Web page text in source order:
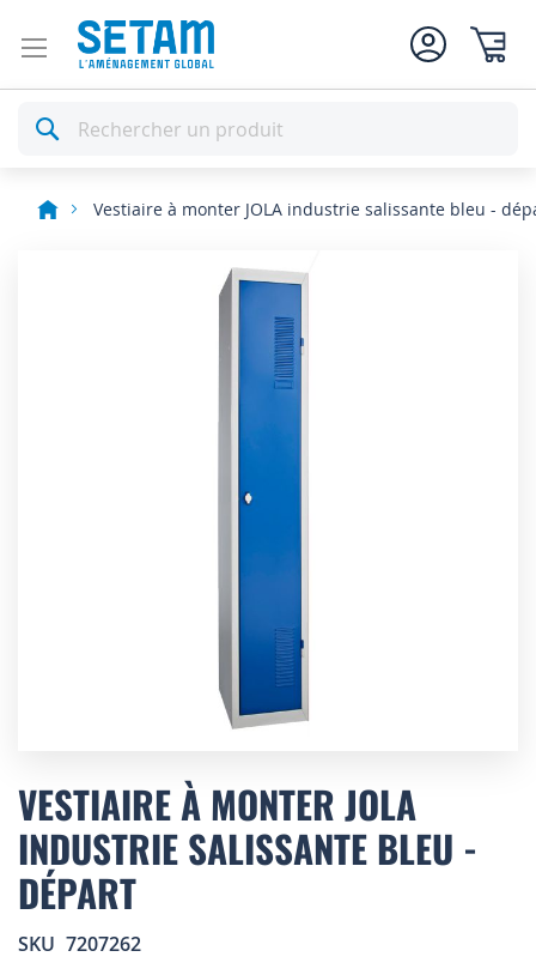
Rechercher
Vestiaire à monter JOLA industrie salissante bleu -
to
the
beginning
the
images
VESTIAIRE À MONTER JOLA
INDUSTRIE SALISSANTE BLEU -
DÉPART
SKU 7207262